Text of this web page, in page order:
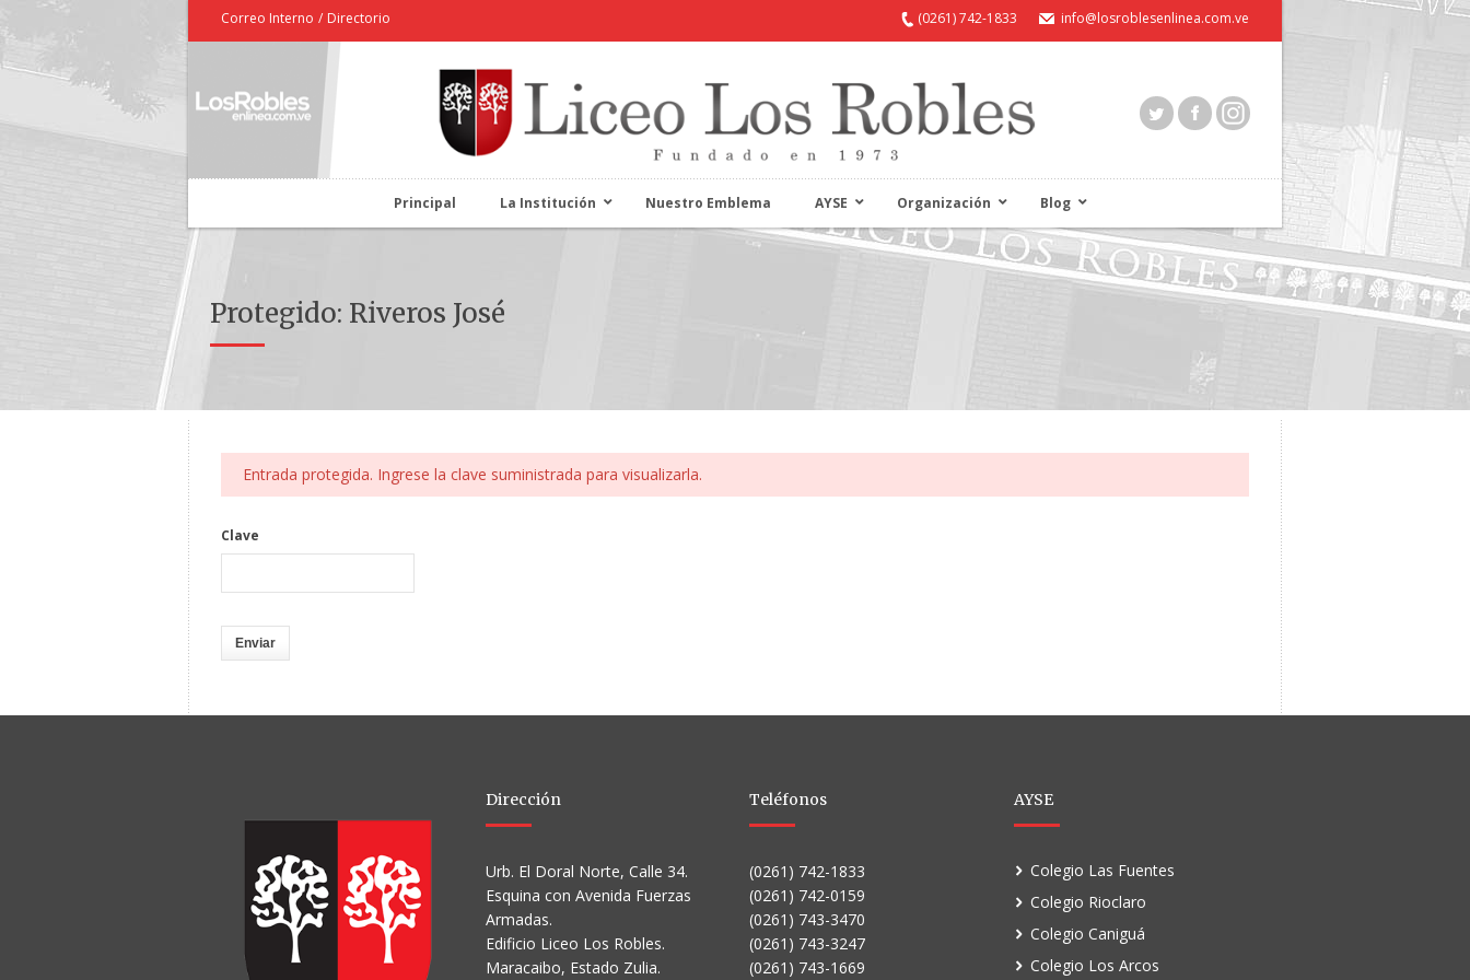
Correo Interno / Directorio (0261) 742-1833 info@losroblesenlinea.com.ve
Principal La Institución Nuestro Emblema AYSE Organización Blog
Protegido: Riveros José
Entrada protegida. Ingrese la clave suministrada para visualizarla.
Clave
Dirección
Urb. El Doral Norte, Calle 34.
Esquina con Avenida Fuerzas
Armadas.
Edificio Liceo Los Robles.
Maracaibo, Estado Zulia.
Teléfonos
(0261) 742-1833
(0261) 742-0159
(0261) 743-3470
(0261) 743-3247
(0261) 743-1669
AYSE
Colegio Las Fuentes
Colegio Rioclaro
Colegio Caniguá
Colegio Los Arcos